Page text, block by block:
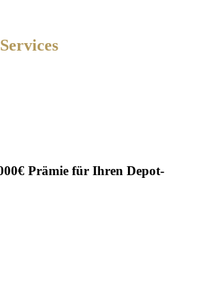
Prämie für Ihren Depot-